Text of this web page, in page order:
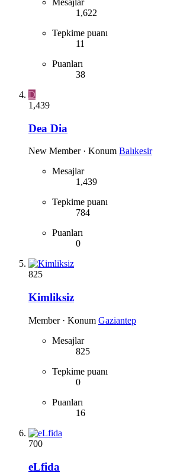
Mesajlar
1,622
Tepkime puanı
11
Puanları
38
D
1,439
Dea Dia
New Member · Konum Balıkesir
Mesajlar
1,439
Tepkime puanı
784
Puanları
0
825
Kimliksiz
Member · Konum Gaziantep
Mesajlar
825
Tepkime puanı
0
Puanları
16
700
eLfida